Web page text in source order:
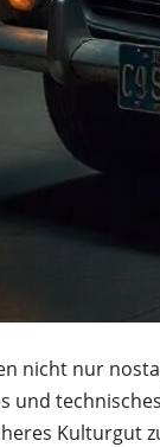
nicht nur
und
Kulturgut